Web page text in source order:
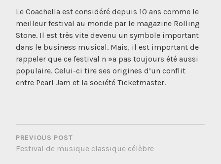
Le Coachella est considéré depuis 10 ans comme le
meilleur festival au monde par le magazine Rolling
Stone. Il est très vite devenu un symbole important
dans le business musical. Mais, il est important de
rappeler que ce festival n »a pas toujours été aussi
populaire. Celui-ci tire ses origines d’un conflit
entre Pearl Jam et la société Ticketmaster.
NAVIGATION
DE
L’ARTICLE
PREVIOUS POST
Festival de musique classique célèbre